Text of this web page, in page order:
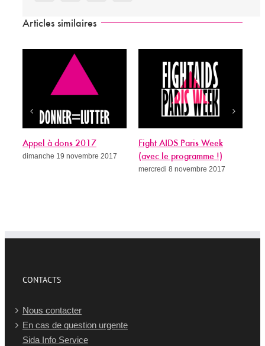
Articles similaires
Appel à dons 2017
dimanche 19 novembre 2017
Fight AIDS Paris Week
(avec le programme !)
mercredi 8 novembre 2017
CONTACTS
Nous contacter
En cas de question urgente
Sida Info Service